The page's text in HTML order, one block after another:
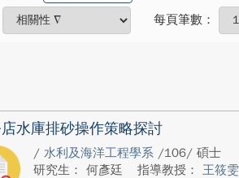
每頁筆數：
水庫排砂操作策略探討
/ 水利及海洋工程學系 /106/ 碩士
研究生： 何彥廷
指導教授： 王筱雯